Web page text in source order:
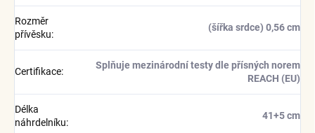
Rozměr
přívěsku:
(šířka srdce) 0,56 cm
Certifikace:
Splňuje mezinárodní testy dle přísných norem
REACH (EU)
Délka
náhrdelníku:
41+5 cm